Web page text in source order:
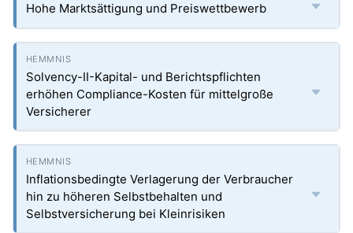
Hohe Marktsättigung und Preiswettbewerb
Solvency-II-Kapital- und Berichtspflichten
erhöhen Compliance-Kosten für mittelgroße
Versicherer
Inflationsbedingte Verlagerung der Verbraucher
hin zu höheren Selbstbehalten und
Selbstversicherung bei Kleinrisiken